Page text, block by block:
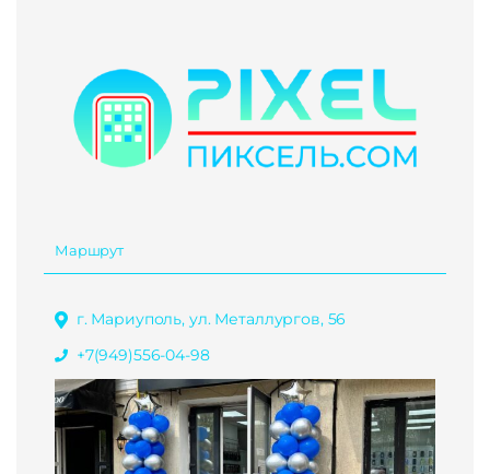
Маршрут
г. Мариуполь, ул. Металлургов, 56
+7(949)556-04-98